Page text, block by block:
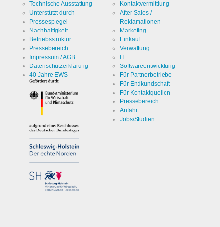
Technische Ausstattung
Unterstützt durch
Pressespiegel
Nachhaltigkeit
Betriebsstruktur
Pressebereich
Impressum / AGB
Datenschutzerklärung
40 Jahre EWS
Kontaktvermittlung
After Sales /
Reklamationen
Marketing
Einkauf
Verwaltung
IT
Softwareentwicklung
Für Partnerbetriebe
Für Endkundschaft
Für Kontaktquellen
Pressebereich
Anfahrt
Jobs/Studien